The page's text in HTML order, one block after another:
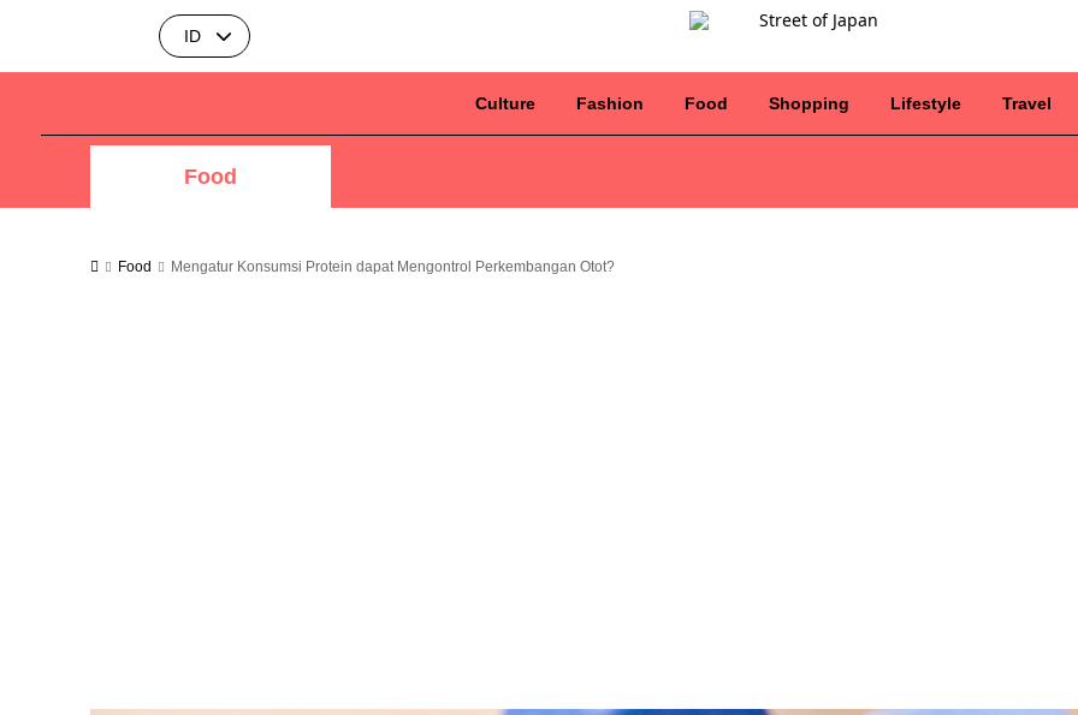
ID
Culture Fashion Food Shopping Lifestyle Travel
Food
Food Mengatur Konsumsi Protein dapat Mengontrol Perkembangan Otot?